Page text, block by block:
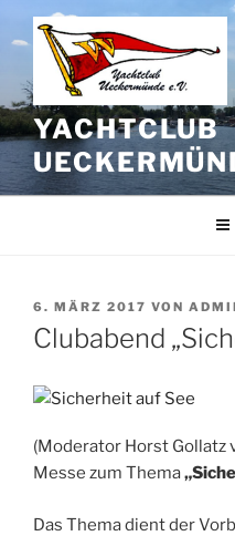
Zum
Inhalt
springen
YACHTCLUB
VERÖFFENTLICHT
AM
6. MÄRZ 2017 VON
Clubabend
(Moderator Horst Gollatz
Messe zum Thema
Das Thema dient der